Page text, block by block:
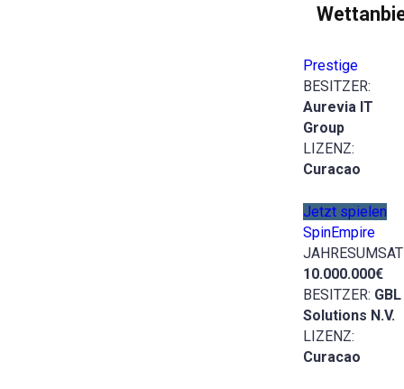
Prestige
BESITZER:
Aurevia IT
Group
LIZENZ:
Curacao
Jetzt spielen
SpinEmpire
10.000.000€
BESITZER: GBL
Solutions N.V.
LIZENZ:
Curacao